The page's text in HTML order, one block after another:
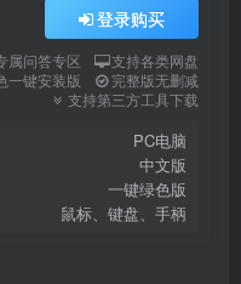
登录购买
属问答专区
支持各类网盘
一键安装版
完整版无删减
支持第三方工具下载
PC电脑
中文版
一键绿色版
鼠标、键盘、手柄